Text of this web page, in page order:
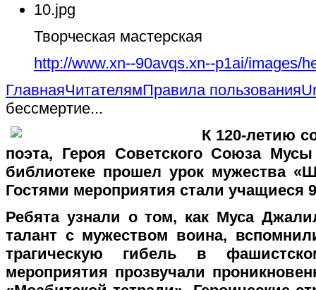
10.jpg
Творческая мастерская
http://www.xn--90avqs.xn--p1ai/images/
ГлавнаяЧитателямПравила пользования
бессмертие...
К 120-летию
поэта, Героя Советского Союза
библиотеке прошел урок мужества
Гостями мероприятия стали
Ребята узнали о том, как Муса
талант с мужеством воина,
трагическую гибель в
мероприятия прозвучали